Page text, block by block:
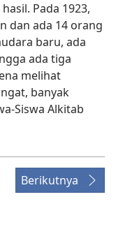
Pada 1923,
dan ada 14 orang
baru, ada
ada tiga
melihat
banyak
Siswa Alkitab
Berikutnya